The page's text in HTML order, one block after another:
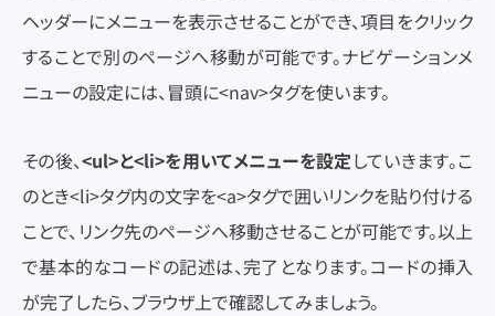
ヘッダーにメニューを表示させることができ、項目をクリック
することで別のページへ移動が可能です。ナビゲーションメ
ニューの設定には、冒頭に<nav>タグを使います。
その後、<ul>と<li>を用いてメニューを設定していきます。こ
のとき<li>タグ内の文字を<a>タグで囲いリンクを貼り付ける
ことで、リンク先のページへ移動させることが可能です。以上
で基本的なコードの記述は、完了となります。コードの挿入
が完了したら、ブラウザ上で確認してみましょう。